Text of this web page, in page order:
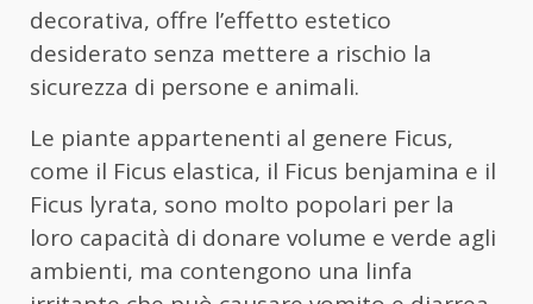
decorativa, offre l’effetto estetico
desiderato senza mettere a rischio la
sicurezza di persone e animali.
Le piante appartenenti al genere Ficus,
come il Ficus elastica, il Ficus benjamina e il
Ficus lyrata, sono molto popolari per la
loro capacità di donare volume e verde agli
ambienti, ma contengono una linfa